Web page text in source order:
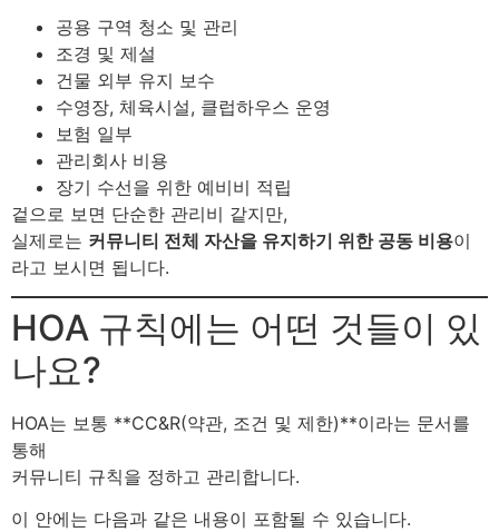
공용 구역 청소 및 관리
조경 및 제설
건물 외부 유지 보수
수영장, 체육시설, 클럽하우스 운영
보험 일부
관리회사 비용
장기 수선을 위한 예비비 적립
겉으로 보면 단순한 관리비 같지만,
실제로는 커뮤니티 전체 자산을 유지하기 위한 공동 비용이
라고 보시면 됩니다.
HOA 규칙에는 어떤 것들이 있
나요?
HOA는 보통 **CC&R(약관, 조건 및 제한)**이라는 문서를
통해
커뮤니티 규칙을 정하고 관리합니다.
이 안에는 다음과 같은 내용이 포함될 수 있습니다.